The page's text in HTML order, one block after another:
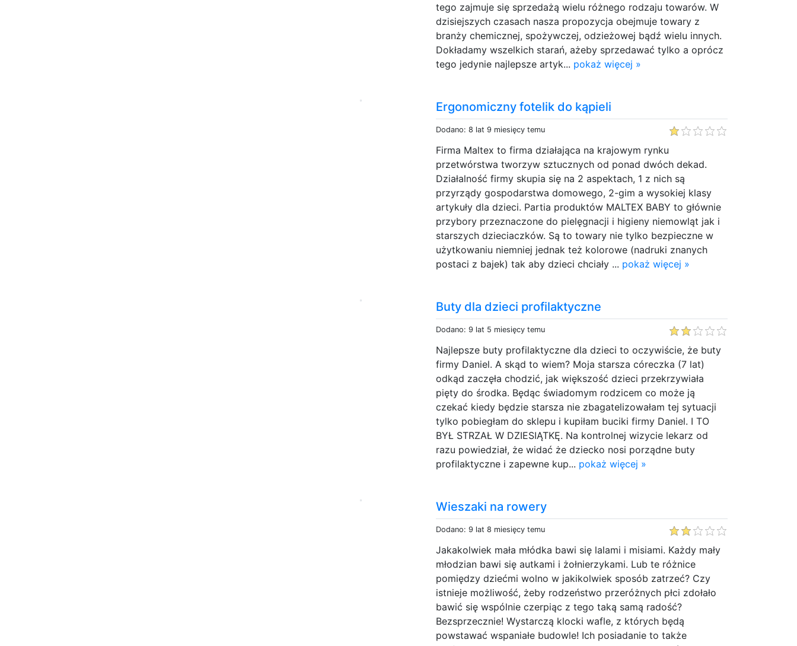
tego zajmuje się sprzedażą wielu różnego rodzaju towarów. W
dzisiejszych czasach nasza propozycja obejmuje towary z
branży chemicznej, spożywczej, odzieżowej bądź wielu innych.
Dokładamy wszelkich starań, ażeby sprzedawać tylko a oprócz
tego jedynie najlepsze artyk... pokaż więcej »
Ergonomiczny fotelik do kąpieli
Dodano: 8 lat 9 miesięcy temu
Firma Maltex to firma działająca na krajowym rynku
przetwórstwa tworzyw sztucznych od ponad dwóch dekad.
Działalność firmy skupia się na 2 aspektach, 1 z nich są
przyrządy gospodarstwa domowego, 2-gim a wysokiej klasy
artykuły dla dzieci. Partia produktów MALTEX BABY to głównie
przybory przeznaczone do pielęgnacji i higieny niemowląt jak i
starszych dzieciaczków. Są to towary nie tylko bezpieczne w
użytkowaniu niemniej jednak też kolorowe (nadruki znanych
postaci z bajek) tak aby dzieci chciały ... pokaż więcej »
Buty dla dzieci profilaktyczne
Dodano: 9 lat 5 miesięcy temu
Najlepsze buty profilaktyczne dla dzieci to oczywiście, że buty
firmy Daniel. A skąd to wiem? Moja starsza córeczka (7 lat)
odkąd zaczęła chodzić, jak większość dzieci przekrzywiała
pięty do środka. Będąc świadomym rodzicem co może ją
czekać kiedy będzie starsza nie zbagatelizowałam tej sytuacji
tylko pobiegłam do sklepu i kupiłam buciki firmy Daniel. I TO
BYŁ STRZAŁ W DZIESIĄTKĘ. Na kontrolnej wizycie lekarz od
razu powiedział, że widać że dziecko nosi porządne buty
profilaktyczne i zapewne kup... pokaż więcej »
Wieszaki na rowery
Dodano: 9 lat 8 miesięcy temu
Jakakolwiek mała młódka bawi się lalami i misiami. Każdy mały
młodzian bawi się autkami i żołnierzykami. Lub te różnice
pomiędzy dziećmi wolno w jakikolwiek sposób zatrzeć? Czy
istnieje możliwość, żeby rodzeństwo przeróżnych płci zdołało
bawić się wspólnie czerpiąc z tego taką samą radość?
Bezsprzecznie! Wystarczą klocki wafle, z których będą
powstawać wspaniałe budowle! Ich posiadanie to także